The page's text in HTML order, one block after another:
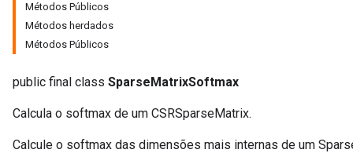
Métodos Públicos
Métodos herdados
Métodos Públicos
public final class SparseMatrixSoftmax
Calcula o softmax de um CSRSparseMatrix.
Calcule o softmax das dimensões mais internas de um